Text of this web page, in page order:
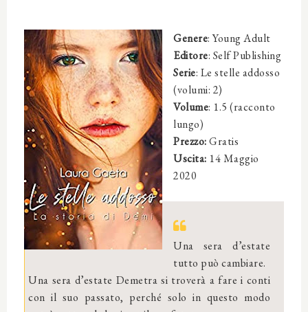
Genere: Young Adult
Editore: Self Publishing
Serie: Le stelle addosso
(volumi: 2)
Volume: 1.5 (racconto
lungo)
Prezzo:Gratis
Uscita: 14 Maggio
2020
Una sera d’estate
tutto può cambiare.
Una sera d’estate Demetra si troverà a fare i conti
con il suo passato, perché solo in questo modo